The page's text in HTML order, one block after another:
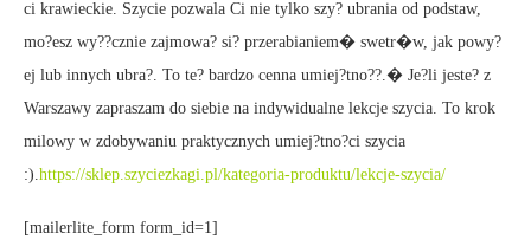
ci krawieckie. Szycie pozwala Ci nie tylko szy? ubrania od podstaw,
mo?esz wy??cznie zajmowa? si? przerabianiem� swetr�w, jak powy?
ej lub innych ubra?. To te? bardzo cenna umiej?tno??.� Je?li jeste? z
Warszawy zapraszam do siebie na indywidualne lekcje szycia. To krok
milowy w zdobywaniu praktycznych umiej?tno?ci szycia
:). https://sklep.szyciezkagi.pl/kategoria-produktu/lekcje-szycia/
[mailerlite_form form_id=1]